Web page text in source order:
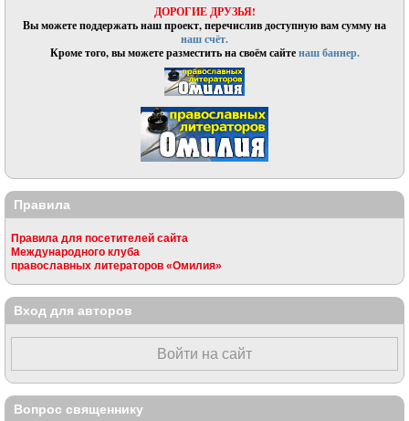
ДОРОГИЕ ДРУЗЬЯ!
Вы можете поддержать наш проект, перечислив доступную вам сумму на
наш счёт.
Кроме того, вы можете разместить на своём сайтенаш баннер.
Правила
Правила для посетителей сайта
Международного клуба
православных литераторов «Омилия»
Вход для авторов
Войти на сайт
Вопрос священнику